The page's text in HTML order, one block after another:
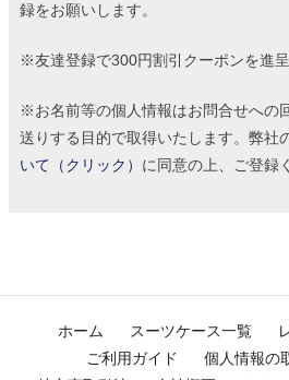
録をお願いします。
※友達登録で300円割引クーポンを進呈
※お名前等の個人情報はお問合せへの
送りする目的で取得いたします。弊社
いて（クリック） に同意の上、ご登録
ホーム スーツケース一覧
ご利用ガイド
個人情報の